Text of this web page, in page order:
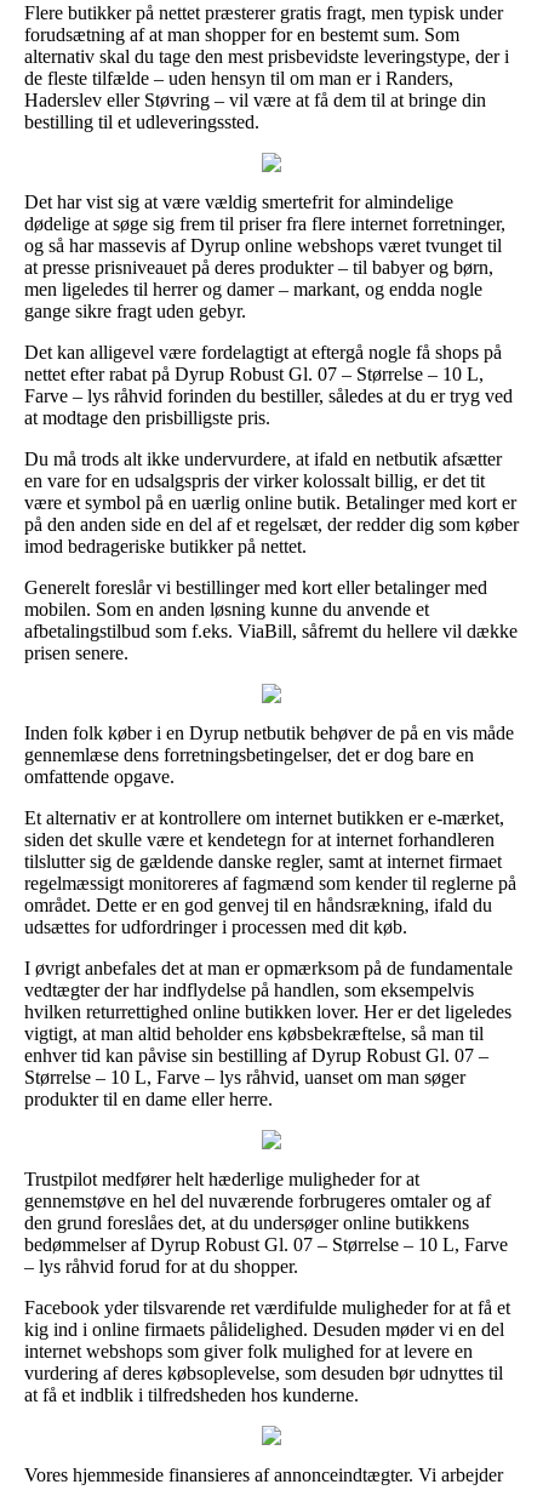
Flere butikker på nettet præsterer gratis fragt, men typisk under
forudsætning af at man shopper for en bestemt sum. Som
alternativ skal du tage den mest prisbevidste leveringstype, der i
de fleste tilfælde – uden hensyn til om man er i Randers,
Haderslev eller Støvring – vil være at få dem til at bringe din
bestilling til et udleveringssted.
Det har vist sig at være vældig smertefrit for almindelige
dødelige at søge sig frem til priser fra flere internet forretninger,
og så har massevis af Dyrup online webshops været tvunget til
at presse prisniveauet på deres produkter – til babyer og børn,
men ligeledes til herrer og damer – markant, og endda nogle
gange sikre fragt uden gebyr.
Det kan alligevel være fordelagtigt at eftergå nogle få shops på
nettet efter rabat på Dyrup Robust Gl. 07 – Størrelse – 10 L,
Farve – lys råhvid forinden du bestiller, således at du er tryg ved
at modtage den prisbilligste pris.
Du må trods alt ikke undervurdere, at ifald en netbutik afsætter
en vare for en udsalgspris der virker kolossalt billig, er det tit
være et symbol på en uærlig online butik. Betalinger med kort er
på den anden side en del af et regelsæt, der redder dig som køber
imod bedrageriske butikker på nettet.
Generelt foreslår vi bestillinger med kort eller betalinger med
mobilen. Som en anden løsning kunne du anvende et
afbetalingstilbud som f.eks. ViaBill, såfremt du hellere vil dække
prisen senere.
Inden folk køber i en Dyrup netbutik behøver de på en vis måde
gennemlæse dens forretningsbetingelser, det er dog bare en
omfattende opgave.
Et alternativ er at kontrollere om internet butikken er e-mærket,
siden det skulle være et kendetegn for at internet forhandleren
tilslutter sig de gældende danske regler, samt at internet firmaet
regelmæssigt monitoreres af fagmænd som kender til reglerne på
området. Dette er en god genvej til en håndsrækning, ifald du
udsættes for udfordringer i processen med dit køb.
I øvrigt anbefales det at man er opmærksom på de fundamentale
vedtægter der har indflydelse på handlen, som eksempelvis
hvilken returrettighed online butikken lover. Her er det ligeledes
vigtigt, at man altid beholder ens købsbekræftelse, så man til
enhver tid kan påvise sin bestilling af Dyrup Robust Gl. 07 –
Størrelse – 10 L, Farve – lys råhvid, uanset om man søger
produkter til en dame eller herre.
Trustpilot medfører helt hæderlige muligheder for at
gennemstøve en hel del nuværende forbrugeres omtaler og af
den grund foreslåes det, at du undersøger online butikkens
bedømmelser af Dyrup Robust Gl. 07 – Størrelse – 10 L, Farve
– lys råhvid forud for at du shopper.
Facebook yder tilsvarende ret værdifulde muligheder for at få et
kig ind i online firmaets pålidelighed. Desuden møder vi en del
internet webshops som giver folk mulighed for at levere en
vurdering af deres købsoplevelse, som desuden bør udnyttes til
at få et indblik i tilfredsheden hos kunderne.
Vores hjemmeside finansieres af annonceindtægter. Vi arbejder